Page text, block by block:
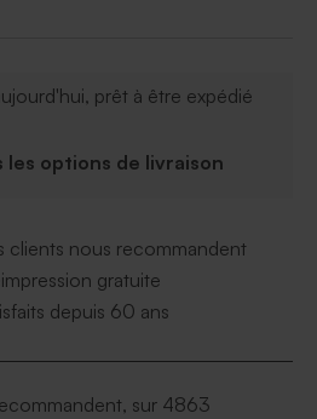
prêt à être expédié
les options de livraison
clients nous recommandent
gratuite
depuis 60 ans
sur 4863